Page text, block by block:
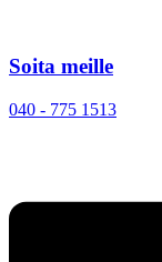
Soita meille
040 - 775 1513